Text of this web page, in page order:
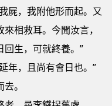
屍，我附他形而起。又
相救耳。今聞汝言，
生，可就終養。”
年，且尚有會日也。”
。